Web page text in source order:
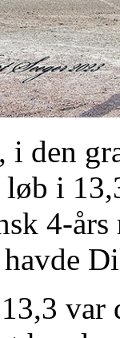
den
i
4-
var